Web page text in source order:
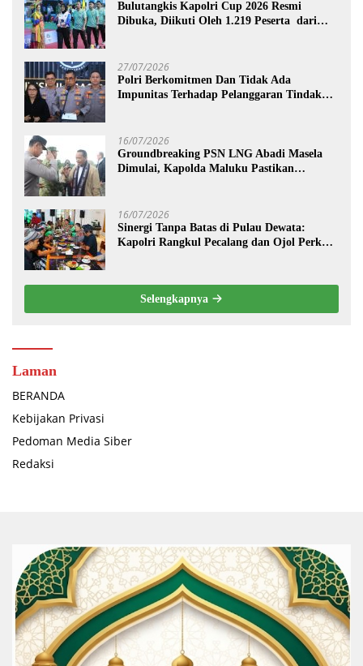
Bulutangkis Kapolri Cup 2026 Resmi
Dibuka, Diikuti Oleh 1.219 Peserta dari
27/07/2026
Polri Berkomitmen Dan Tidak Ada
Impunitas Terhadap Pelanggaran Tindak
16/07/2026
Groundbreaking PSN LNG Abadi Masela
Dimulai, Kapolda Maluku Pastikan
16/07/2026
Sinergi Tanpa Batas di Pulau Dewata:
Kapolri Rangkul Pecalang dan Ojol Perkuat
Selengkapnya
Laman
BERANDA
Kebijakan Privasi
Pedoman Media Siber
Redaksi